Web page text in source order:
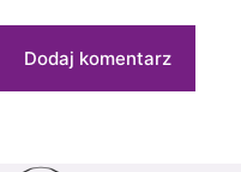
Dodaj komentarz